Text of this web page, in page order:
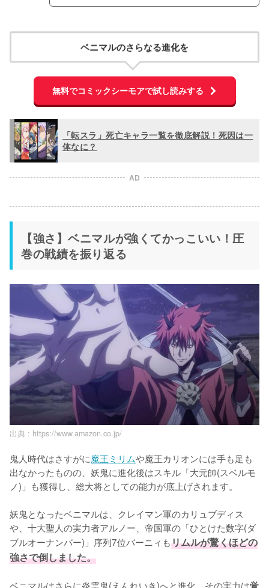
ベニマルのさらなる進化を
無料でコミックシーモアで試し読みする
「転スラ」死亡キャラ一覧を徹底解説！死因は一
体なに？
AD
【強さ】ベニマルが強くてかっこいい！圧
巻の戦績を振り返る
出典 : https://www.amazon.co.jp/
鬼人時代はさすがに魔王ミリムや魔王カリオンには手も足も
出なかったものの、妖鬼に進化後はスキル「大元帥(スベルモ
ノ)」も獲得し、総大将としての能力が底上げされます。
妖鬼となったベニマルは、クレイマン軍のカリュブディス
や、十大聖人の実力者アルノー、帝国軍の「ひとけた数字(ダ
ブルオーナンバー)」序列7位バーニィもリムルが驚くほどの
強さで倒しました。
ベニマルはさらに炎霊鬼(えんれいき)へと進化、その実力は覚